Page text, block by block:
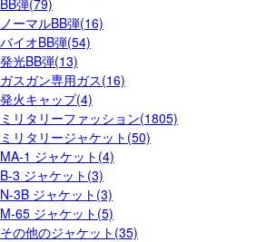
BB弾(79)
ノーマルBB弾(16)
バイオBB弾(54)
発光BB弾(13)
ガスガン専用ガス(16)
発火キャップ(4)
ミリタリーファッション(1805)
ミリタリージャケット(50)
MA-1 ジャケット(4)
B-3 ジャケット(3)
N-3B ジャケット(3)
M-65 ジャケット(5)
その他のジャケット(35)